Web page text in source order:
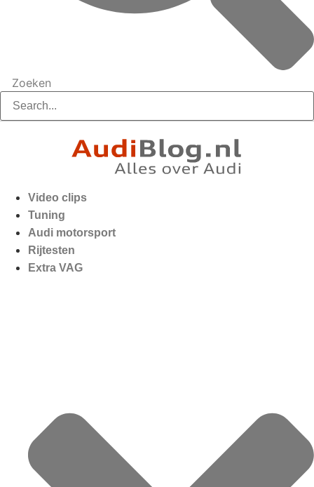
Zoeken
Video clips
Tuning
Audi motorsport
Rijtesten
Extra VAG